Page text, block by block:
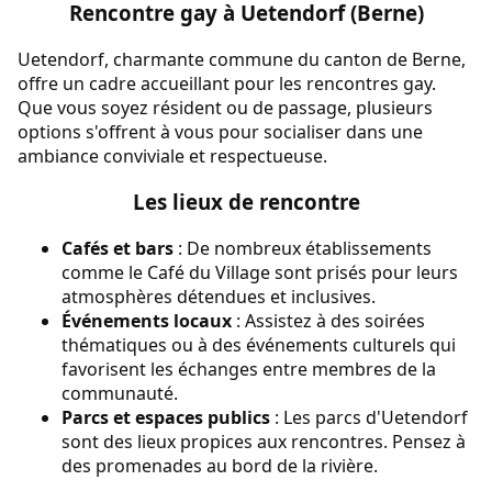
Rencontre gay à Uetendorf (Berne)
Uetendorf, charmante commune du canton de Berne,
offre un cadre accueillant pour les rencontres gay.
Que vous soyez résident ou de passage, plusieurs
options s'offrent à vous pour socialiser dans une
ambiance conviviale et respectueuse.
Les lieux de rencontre
Cafés et bars : De nombreux établissements
comme le Café du Village sont prisés pour leurs
atmosphères détendues et inclusives.
Événements locaux : Assistez à des soirées
thématiques ou à des événements culturels qui
favorisent les échanges entre membres de la
communauté.
Parcs et espaces publics : Les parcs d'Uetendorf
sont des lieux propices aux rencontres. Pensez à
des promenades au bord de la rivière.